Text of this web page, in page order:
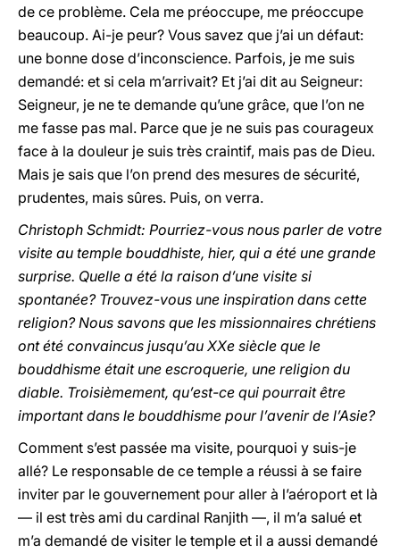
de ce problème. Cela me préoccupe, me préoccupe
beaucoup. Ai-je peur? Vous savez que j’ai un défaut:
une bonne dose d’inconscience. Parfois, je me suis
demandé: et si cela m’arrivait? Et j’ai dit au Seigneur:
Seigneur, je ne te demande qu’une grâce, que l’on ne
me fasse pas mal. Parce que je ne suis pas courageux
face à la douleur je suis très craintif, mais pas de Dieu.
Mais je sais que l’on prend des mesures de sécurité,
prudentes, mais sûres. Puis, on verra.
Christoph Schmidt: Pourriez-vous nous parler de votre
visite au temple bouddhiste, hier, qui a été une grande
surprise. Quelle a été la raison d’une visite si
spontanée? Trouvez-vous une inspiration dans cette
religion? Nous savons que les missionnaires chrétiens
ont été convaincus jusqu’au XXe siècle que le
bouddhisme était une escroquerie, une religion du
diable. Troisièmement, qu’est-ce qui pourrait être
important dans le bouddhisme pour l’avenir de l’Asie?
Comment s’est passée ma visite, pourquoi y suis-je
allé? Le responsable de ce temple a réussi à se faire
inviter par le gouvernement pour aller à l’aéroport et là
— il est très ami du cardinal Ranjith —, il m’a salué et
m’a demandé de visiter le temple et il a aussi demandé